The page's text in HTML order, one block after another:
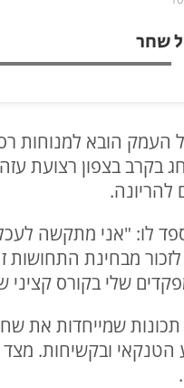
שחר
להריונה.
לו: "אני מתקשה
מבחינת
שלי בקורס קציני
ובקשיחות. מצד